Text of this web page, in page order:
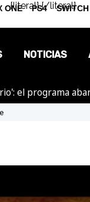
{literal}{/literal}
NOTICIAS
OPINIÓN
el programa
ONE PS4 SWITCH